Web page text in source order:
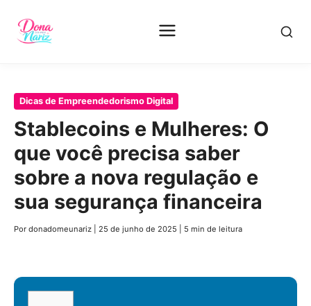
Pular
conteúdo
principal
Dicas de Empreendedorismo Digital
Stablecoins e Mulheres: O
que você precisa saber
sobre a nova regulação e
sua segurança financeira
Por donadomeunariz 25 de junho de 2025 5 min de leitura